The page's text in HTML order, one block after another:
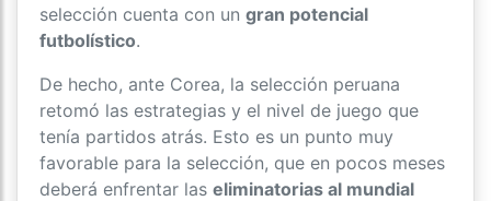
selección cuenta con un gran potencial
futbolístico.
De hecho, ante Corea, la selección peruana
retomó las estrategias y el nivel de juego que
tenía partidos atrás. Esto es un punto muy
favorable para la selección, que en pocos meses
deberá enfrentar las eliminatorias al mundial